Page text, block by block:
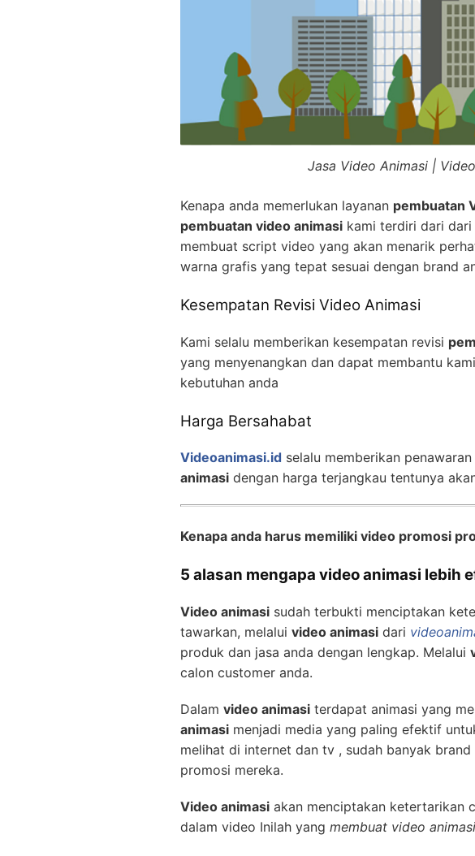
Jasa Video Animasi |
Kenapa anda memerlukan layanan pembuatan
pembuatan video animasi kami terdiri dari
membuat script video yang akan menarik
warna grafis yang tepat sesuai dengan brand
Kesempatan Revisi Video Animasi
Kami selalu memberikan kesempatan revisi
yang menyenangkan dan dapat membantu
kebutuhan anda
Harga Bersahabat
Videoanimasi.id selalu memberikan
animasi dengan harga terjangkau tentunya
Kenapa anda harus memiliki video promosi
5 alasan mengapa video animasi lebih
Video animasi sudah terbukti menciptakan
tawarkan, melalui video animasi dari
produk dan jasa anda dengan lengkap. Melalui
calon customer anda.
Dalam video animasi terdapat animasi yang
animasi menjadi media yang paling efektif
melihat di internet dan tv , sudah banyak
promosi mereka.
Video animasi akan menciptakan ketertarikan
dalam video Inilah yang membuat video animasi